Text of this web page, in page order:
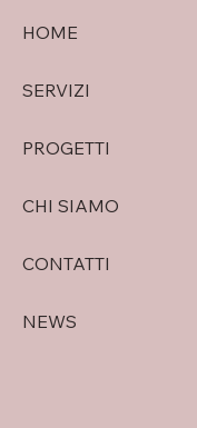
HOME
SERVIZI
PROGETTI
CHI SIAMO
CONTATTI
NEWS